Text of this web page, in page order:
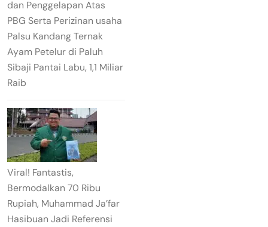
dan Penggelapan Atas
PBG Serta Perizinan usaha
Palsu Kandang Ternak
Ayam Petelur di Paluh
Sibaji Pantai Labu, 1,1 Miliar
Raib
Viral! Fantastis,
Bermodalkan 70 Ribu
Rupiah, Muhammad Ja’far
Hasibuan Jadi Referensi